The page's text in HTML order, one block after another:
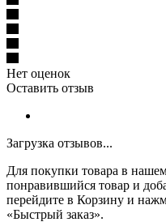
Нет оценок
Оставить отзыв
Загрузка отзывов...
Для покупки товара в
понравившийся товар и
перейдите в Корзину и
«Быстрый заказ».